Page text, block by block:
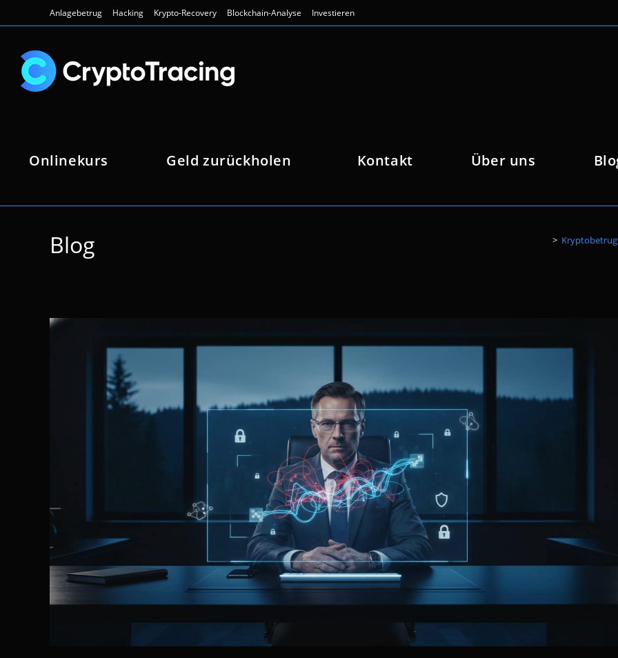
Inhalt
Anlagebetrug Hacking Krypto-Recovery Blockchain-Analyse Investieren
Onlinekurs Geld zurückholen Kontakt Über uns
Blog >